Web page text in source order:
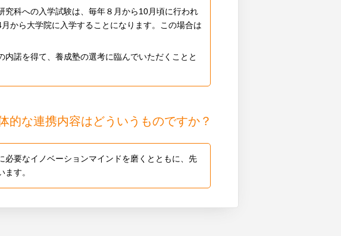
科への入学試験は、毎年８月から10月頃に行われ
から大学院に入学することになります。この場合は
諾を得て、養成塾の選考に臨んでいただくことと
的な連携内容はどういうものですか？
要なイノベーションマインドを磨くとともに、先
す。